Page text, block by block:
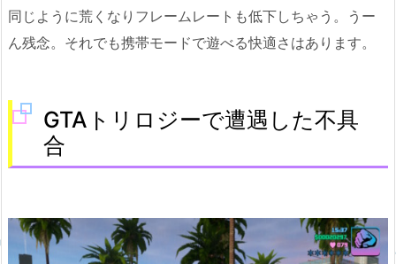
同じように荒くなりフレームレートも低下しちゃう。うー
ん残念。それでも携帯モードで遊べる快適さはあります。
GTAトリロジーで遭遇した不具
合